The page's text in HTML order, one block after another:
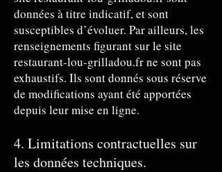
données à titre indicatif, et sont
susceptibles d’évoluer. Par ailleurs, les
renseignements figurant sur le site
restaurant-lou-grilladou.fr ne sont pas
exhaustifs. Ils sont donnés sous réserve
de modifications ayant été apportées
depuis leur mise en ligne.
4. Limitations contractuelles sur
les données techniques.